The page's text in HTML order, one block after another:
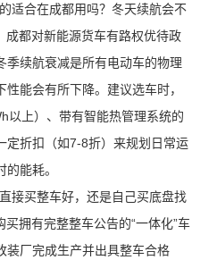
适合在成都用吗？冬天续航会不
成都对新能源货车有路权优待政
季续航衰减是所有电动车的物理
能会有所下降。建议选车时，
以上）、带有智能热管理系统的
定折扣（如7-8折）来规划日常运
能耗。
接买整车好，还是自己买底盘找
拥有完整整车公告的“一体化”车
装厂完成生产并出具整车合格